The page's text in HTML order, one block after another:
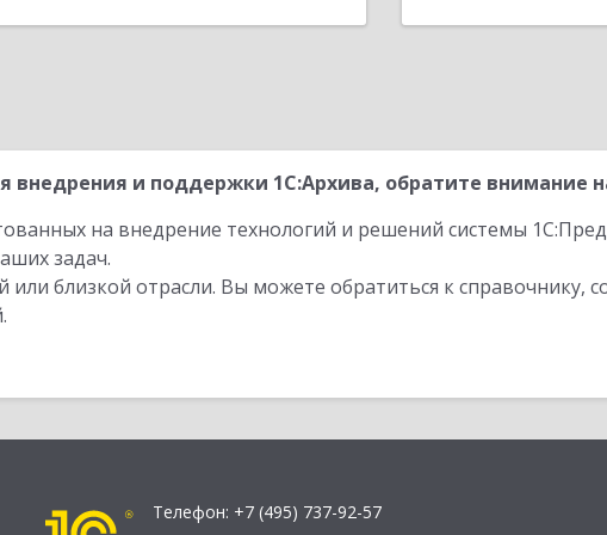
и поддержки 1С:Архива, обратите внимание
на внедрение технологий и решений системы
задач.
близкой отрасли. Вы можете обратиться к справочнику,
Телефон: +7 (495) 737-92-57